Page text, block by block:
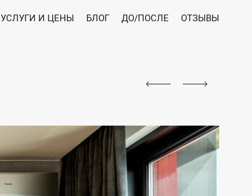
УСЛУГИ И ЦЕНЫ БЛОГ ДО/ПОСЛЕ ОТЗЫВЫ